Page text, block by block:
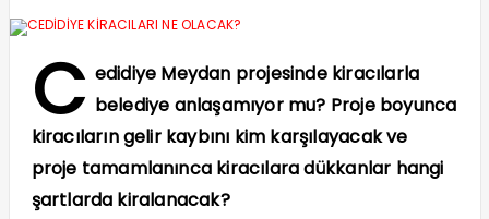
C edidiye Meydan projesinde kiracılarla
belediye anlaşamıyor mu? Proje boyunca
kiracıların gelir kaybını kim karşılayacak ve
proje tamamlanınca kiracılara dükkanlar hangi
şartlarda kiralanacak?